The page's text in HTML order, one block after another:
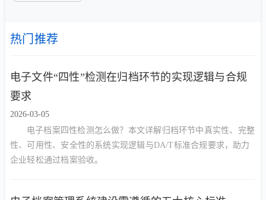
热门推荐
电子文件“四性”检测在归档环节的实现逻辑与合规
要求
2026-03-05
电子档案四性检测怎么做？本文详解归档环节中真实性、完整
性、可用性、安全性的系统实现逻辑与DA/T标准合规要求，助力
企业轻松通过档案验收。